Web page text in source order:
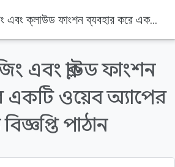
Codelabs
ক্লাউড মেসেজিং এবং ক্লাউড ফাংশন ব্যবহার করে একটি ওয়েব অ্যাপের জন্য বিজ্ঞপ্তি পাঠান
এবং ক্লাউড ফাংশন
একটি ওয়েব অ্যাপের
পাঠান